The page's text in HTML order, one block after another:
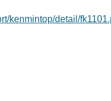
kenmintop/detail/